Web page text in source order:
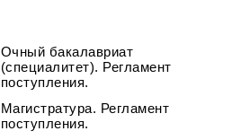
Очный бакалавриат
(специалитет). Регламент
поступления.
Магистратура. Регламент
поступления.